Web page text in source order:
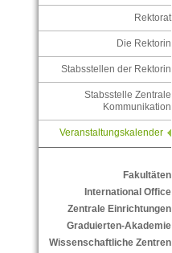
Rektorat
Die Rektorin
Stabsstellen der Rektorin
Stabsstelle Zentrale
Kommunikation
Veranstaltungskalender
Fakultäten
International Office
Zentrale Einrichtungen
Graduierten-Akademie
Wissenschaftliche Zentren